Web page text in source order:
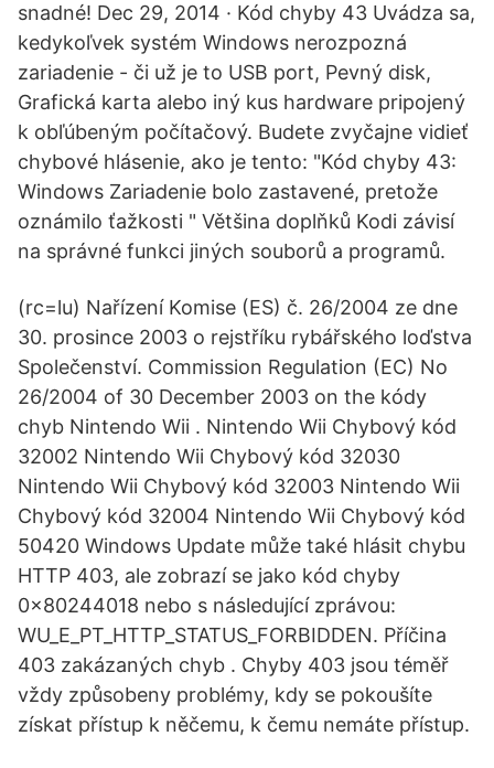
snadné! Dec 29, 2014 · Kód chyby 43 Uvádza sa,
kedykoľvek systém Windows nerozpozná
zariadenie - či už je to USB port, Pevný disk,
Grafická karta alebo iný kus hardware pripojený
k obľúbeným počítačový. Budete zvyčajne vidieť
chybové hlásenie, ako je tento: "Kód chyby 43:
Windows Zariadenie bolo zastavené, pretože
oznámilo ťažkosti " Většina doplňků Kodi závisí
na správné funkci jiných souborů a programů.
(rc=lu) Nařízení Komise (ES) č. 26/2004 ze dne
30. prosince 2003 o rejstříku rybářského loďstva
Společenství. Commission Regulation (EC) No
26/2004 of 30 December 2003 on the kódy
chyb Nintendo Wii . Nintendo Wii Chybový kód
32002 Nintendo Wii Chybový kód 32030
Nintendo Wii Chybový kód 32003 Nintendo Wii
Chybový kód 32004 Nintendo Wii Chybový kód
50420 Windows Update může také hlásit chybu
HTTP 403, ale zobrazí se jako kód chyby
0x80244018 nebo s následující zprávou:
WU_E_PT_HTTP_STATUS_FORBIDDEN. Příčina
403 zakázaných chyb . Chyby 403 jsou téměř
vždy způsobeny problémy, kdy se pokoušíte
získat přístup k něčemu, k čemu nemáte přístup.